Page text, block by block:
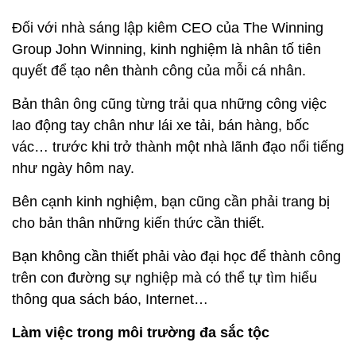
Đối với nhà sáng lập kiêm CEO của The Winning
Group John Winning, kinh nghiệm là nhân tố tiên
quyết để tạo nên thành công của mỗi cá nhân.
Bản thân ông cũng từng trải qua những công việc
lao động tay chân như lái xe tải, bán hàng, bốc
vác… trước khi trở thành một nhà lãnh đạo nổi tiếng
như ngày hôm nay.
Bên cạnh kinh nghiệm, bạn cũng cần phải trang bị
cho bản thân những kiến thức cần thiết.
Bạn không cần thiết phải vào đại học để thành công
trên con đường sự nghiệp mà có thể tự tìm hiểu
thông qua sách báo, Internet…
Làm việc trong môi trường đa sắc tộc